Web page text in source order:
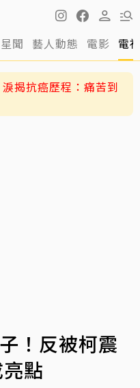
聞 藝人動態 電影 電
揭抗癌歷程：痛苦到
！反被柯震
點